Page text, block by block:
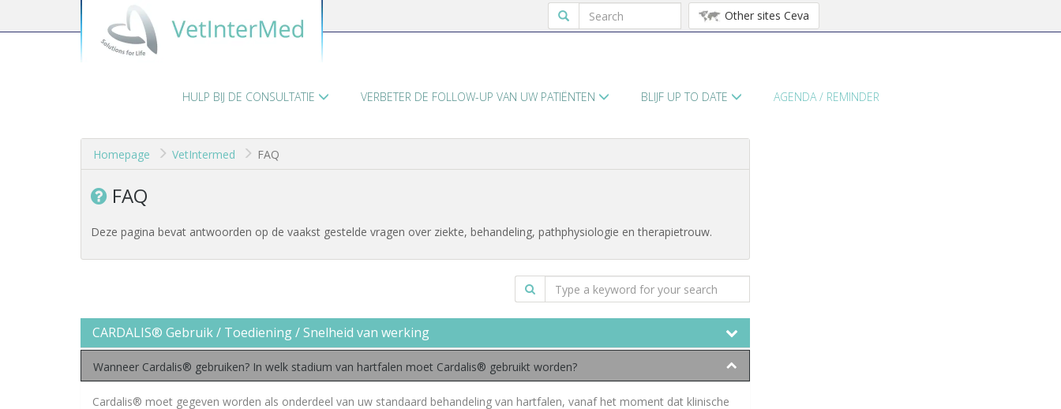
Other sites Ceva
HULP BIJ DE CONSULTATIE VERBETER DE FOLLOW-UP VAN UW PATIËNTEN BLIJF UP TO DATE AGENDA / REMINDER
Homepage VetIntermed FAQ
FAQ
Deze pagina bevat antwoorden op de vaakst gestelde vragen over ziekte, behandeling, pathphysiologie en therapietrouw.
CARDALIS® Gebruik / Toediening / Snelheid van werking
Wanneer Cardalis® gebruiken? In welk stadium van hartfalen moet Cardalis® gebruikt worden?
Cardalis® moet gegeven worden als onderdeel van uw standaard behandeling van hartfalen, vanaf het moment dat klinische